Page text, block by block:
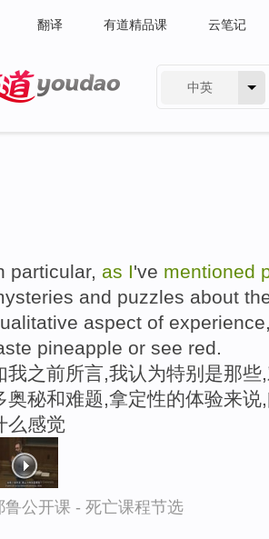
翻译 有道精品课 云笔记
中英
particular, as I've mentioned
and puzzles about
aspect of
pineapple or see red.
我之前所言,我认为特别是那
奥秘和难题,拿定性的体验来
么感觉
鲁公开课 - 死亡课程节选